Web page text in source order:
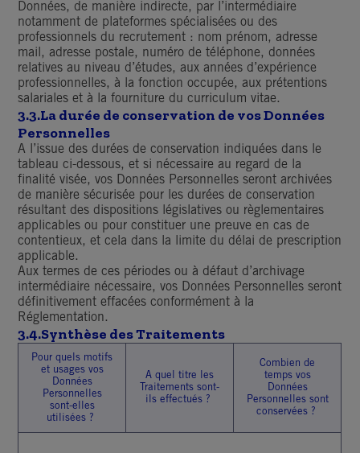
Données, de manière indirecte, par l’intermédiaire
notamment de plateformes spécialisées ou des
professionnels du recrutement : nom prénom, adresse
mail, adresse postale, numéro de téléphone, données
relatives au niveau d’études, aux années d’expérience
professionnelles, à la fonction occupée, aux prétentions
salariales et à la fourniture du curriculum vitae.
3.3.La durée de conservation de vos Données
Personnelles
A l’issue des durées de conservation indiquées dans le
tableau ci-dessous, et si nécessaire au regard de la
finalité visée, vos Données Personnelles seront archivées
de manière sécurisée pour les durées de conservation
résultant des dispositions législatives ou règlementaires
applicables ou pour constituer une preuve en cas de
contentieux, et cela dans la limite du délai de prescription
applicable.
Aux termes de ces périodes ou à défaut d’archivage
intermédiaire nécessaire, vos Données Personnelles seront
définitivement effacées conformément à la
Réglementation.
3.4.Synthèse des Traitements
Pour quels motifs
et usages vos
Données
Personnelles
sont-elles
utilisées ?
A quel titre les
Traitements sont-
ils effectués ?
Combien de
temps vos
Données
Personnelles sont
conservées ?